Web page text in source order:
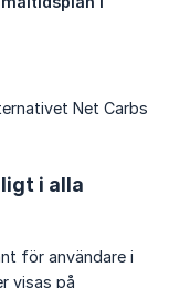
Net Carbs
i alla
för användare i
visas på